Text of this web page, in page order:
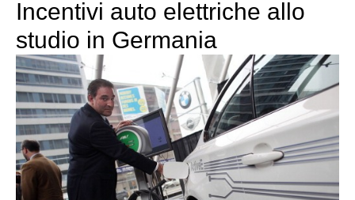
Incentivi auto elettriche allo
studio in Germania